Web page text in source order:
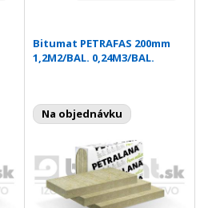
Bitumat PETRAFAS 200mm
1,2M2/BAL. 0,24M3/BAL.
Na objednávku